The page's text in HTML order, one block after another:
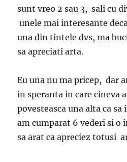
sunt vreo 2 sau 3, sali cu
unele mai interesante
una din tintele dvs, ma
sa apreciati arta.
Eu una nu ma pricep, dar
in speranta in care cineva
povesteasca una alta ca
am cumparat 6 vederi si o
sa arat ca apreciez totusi